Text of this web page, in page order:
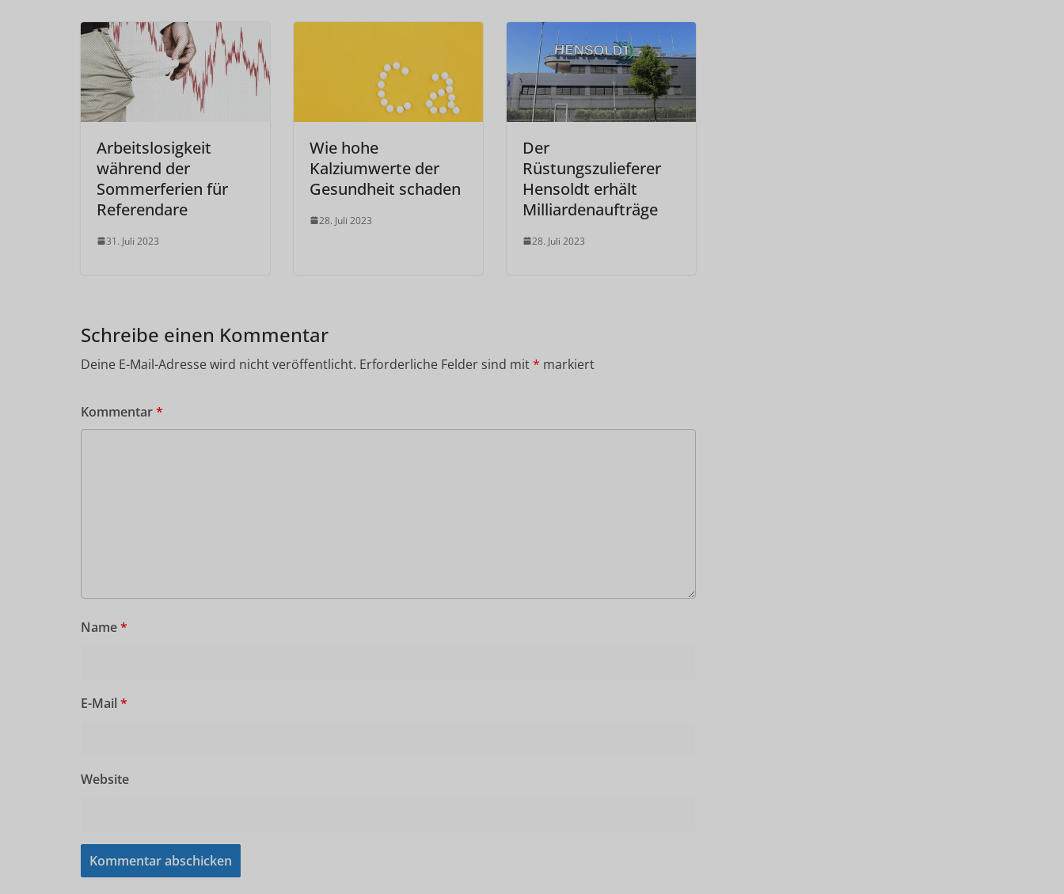
Arbeitslosigkeit
während der
Sommerferien für
Referendare
31. Juli 2023
Wie hohe
Kalziumwerte der
Gesundheit schaden
28. Juli 2023
Der
Rüstungszulieferer
Hensoldt erhält
Milliardenaufträge
28. Juli 2023
Schreibe einen Kommentar
Deine E-Mail-Adresse wird nicht veröffentlicht. Erforderliche Felder sind mit* markiert
Kommentar*
Name*
E-Mail *
Website